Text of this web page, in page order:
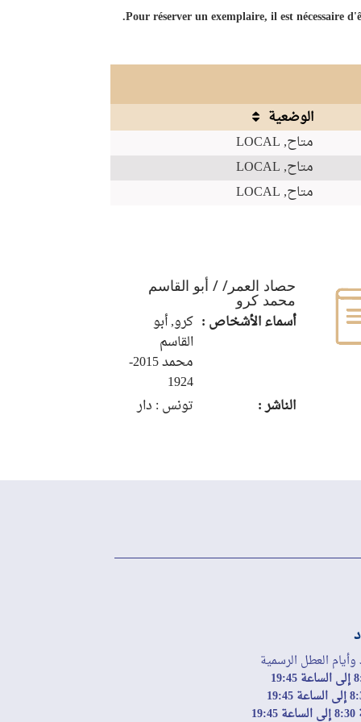
Pour réserver un exemplaire, il est nécessaire
الوضعية
متاح, LOCAL
متاح, LOCAL
متاح, LOCAL
حصاد العمر/ / أبو القاسم
محمد كرو
أسماء الأشخاص : كرو, أبو
القاسم
محمد 2015-
1924
الناشر :
تونس : دار
العطل الرسمية